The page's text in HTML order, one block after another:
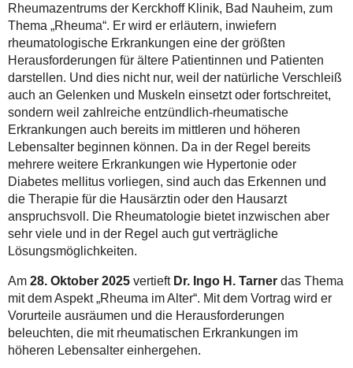
Rheumazentrums der Kerckhoff Klinik, Bad Nauheim, zum
Thema „Rheuma“. Er wird er erläutern, inwiefern
rheumatologische Erkrankungen eine der größten
Herausforderungen für ältere Patientinnen und Patienten
darstellen. Und dies nicht nur, weil der natürliche Verschleiß
auch an Gelenken und Muskeln einsetzt oder fortschreitet,
sondern weil zahlreiche entzündlich-rheumatische
Erkrankungen auch bereits im mittleren und höheren
Lebensalter beginnen können. Da in der Regel bereits
mehrere weitere Erkrankungen wie Hypertonie oder
Diabetes mellitus vorliegen, sind auch das Erkennen und
die Therapie für die Hausärztin oder den Hausarzt
anspruchsvoll. Die Rheumatologie bietet inzwischen aber
sehr viele und in der Regel auch gut verträgliche
Lösungsmöglichkeiten.
Am 28. Oktober 2025vertieft Dr. Ingo H. Tarnerdas Thema
mit dem Aspekt „Rheuma im Alter“. Mit dem Vortrag wird er
Vorurteile ausräumen und die Herausforderungen
beleuchten, die mit rheumatischen Erkrankungen im
höheren Lebensalter einhergehen.